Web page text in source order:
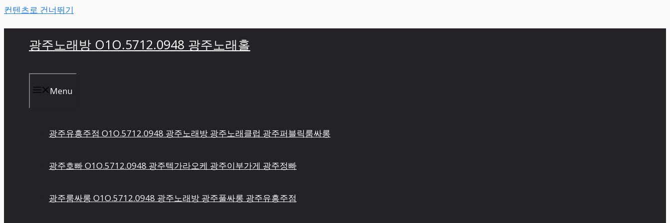
컨텐츠로 건너뛰기
광주노래방 O1O.5712.0948 광주노래홀
Menu
광주유흥주점 O1O.5712.0948 광주노래방 광주노래클럽 광주퍼블릭룸싸롱
광주호빠 O1O.5712.0948 광주텍가라오케 광주이부가게 광주정빠
광주룸싸롱 O1O.5712.0948 광주노래방 광주풀싸롱 광주유흥주점